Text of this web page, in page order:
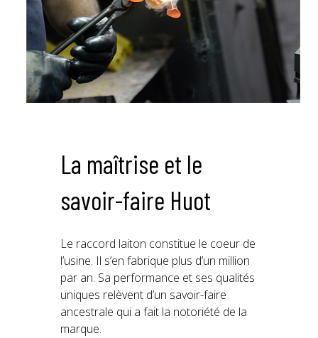
La maîtrise et le
savoir-faire Huot
Le raccord laiton constitue le coeur de
l’usine. Il s’en fabrique plus d’un million
par an. Sa performance et ses qualités
uniques relèvent d’un savoir-faire
ancestrale qui a fait la notoriété de la
marque.